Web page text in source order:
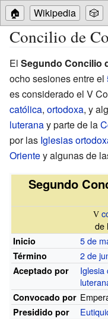
🏠 Wikipedia 🎲
Concilio de
El Segundo Concilio
ocho sesiones entre el
es considerado el V
católica, ortodoxa, y
luteranay parte de la
por las Iglesias
Orientey algunas de
Segundo
V
de
Inicio 5 de
Término 2 de
Aceptado por Iglesia
Convocado por
Presidido por